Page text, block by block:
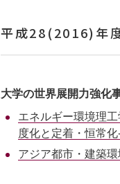
平成28(2016)年
大学の世界展開力強化
エネルギー環境理
度化と定着・恒常化
アジア都市・建築